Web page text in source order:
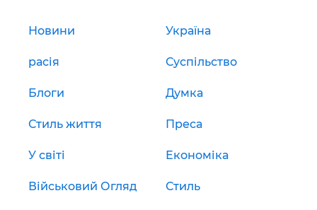
Новини Україна
расія Суспільство
Блоги Думка
Стиль життя Преса
У світі Економіка
Військовий Огляд Стиль